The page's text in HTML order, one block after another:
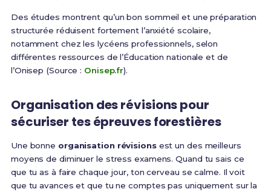
Des études montrent qu’un bon sommeil et une préparation
structurée réduisent fortement l’anxiété scolaire,
notamment chez les lycéens professionnels, selon
différentes ressources de l’Éducation nationale et de
l’Onisep (Source : Onisep.fr).
Organisation des révisions pour
sécuriser tes épreuves forestières
Une bonne organisation révisionsest un des meilleurs
moyens de diminuer le stress examens. Quand tu sais ce
que tu as à faire chaque jour, ton cerveau se calme. Il voit
que tu avances et que tu ne comptes pas uniquement sur la